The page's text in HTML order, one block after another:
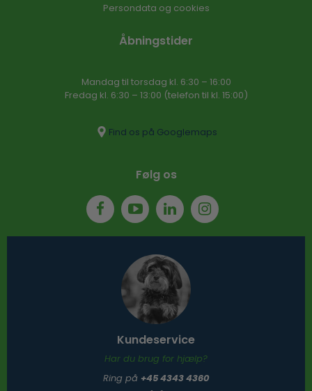
Persondata og cookies
Åbningstider
Mandag til torsdag kl. 6:30 – 16​:00
Fredag kl. 6:30 – 13:00 (telefon til kl. 15:00)​
Find os på Googlemaps
Følg os
Kundeservice
Har du brug for hjælp?
Ring på +45 4343 4360